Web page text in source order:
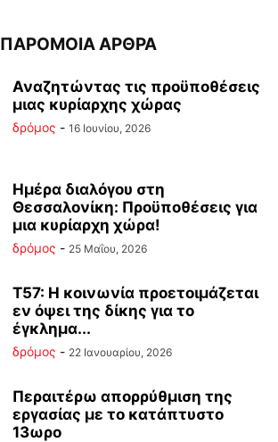
ΠΑΡΟΜΟΙΑ ΑΡΘΡΑ
Αναζητώντας τις προϋποθέσεις
μιας κυρίαρχης χώρας
δρόμος - 16 Ιουνίου, 2026
Ημέρα διαλόγου στη
Θεσσαλονίκη: Προϋποθέσεις για
μια κυρίαρχη χώρα!
δρόμος - 25 Μαΐου, 2026
Τ57: Η κοινωνία προετοιμάζεται
εν όψει της δίκης για το
έγκλημα...
δρόμος - 22 Ιανουαρίου, 2026
Περαιτέρω απορρύθμιση της
εργασίας με το κατάπτυστο
13ωρο